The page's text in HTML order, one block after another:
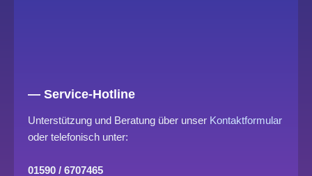
— Service-Hotline
Unterstützung und Beratung über unser Kontaktformular
oder telefonisch unter:
01590 / 6707465